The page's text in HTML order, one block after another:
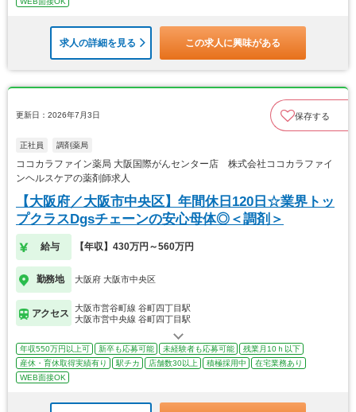
求人の詳細を見る この求人に興味がある
更新日：2026年7月3日 保存する
正社員 調剤薬局
ココカラファイン薬局 大阪国際がんセンター店 株式会社ココカラファイ
ンヘルスケアの薬剤師求人
【大阪府／大阪市中央区】年間休日120日☆業界トッ
プクラスDgsチェーンの安心母体◎＜調剤＞
給与 【年収】430万円～560万円
勤務地 大阪府 大阪市中央区
アクセス
大阪市営谷町線 谷町四丁目駅
大阪市営中央線 谷町四丁目駅
年収550万円以上可 新卒も応募可能 未経験者も応募可能
残業月10ｈ以下
産休・育休取得実績有り
駅チカ 店舗数30以上 積極採用中
在宅業務あり
WEB面接OK